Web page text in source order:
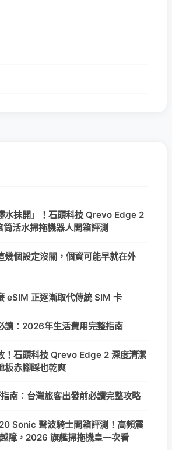
水抹開」！石頭科技 Qrevo Edge 2
活水掃拖機器人開箱評測
幾個設定沒關，個資可能早就在外
eSIM 正逐漸取代傳統 SIM 卡
讀：2026年生活費用完整指南
！石頭科技 Qrevo Edge 2 深度清潔
板赤腳踩也乾爽
南：台灣旅客出發前必讀完整攻略
Sonic 聲波騎士開箱評測！高頻震
障，2026 旗艦掃拖機皇一次看